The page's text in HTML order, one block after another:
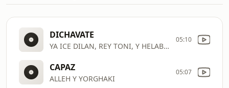
DICHAVATE
YA ICE DILAN, REY TONI, Y HELABBUSADOR, JIP MUSIC GLOBAL
05:10
CAPAZ
ALLEH Y YORGHAKI
05:07